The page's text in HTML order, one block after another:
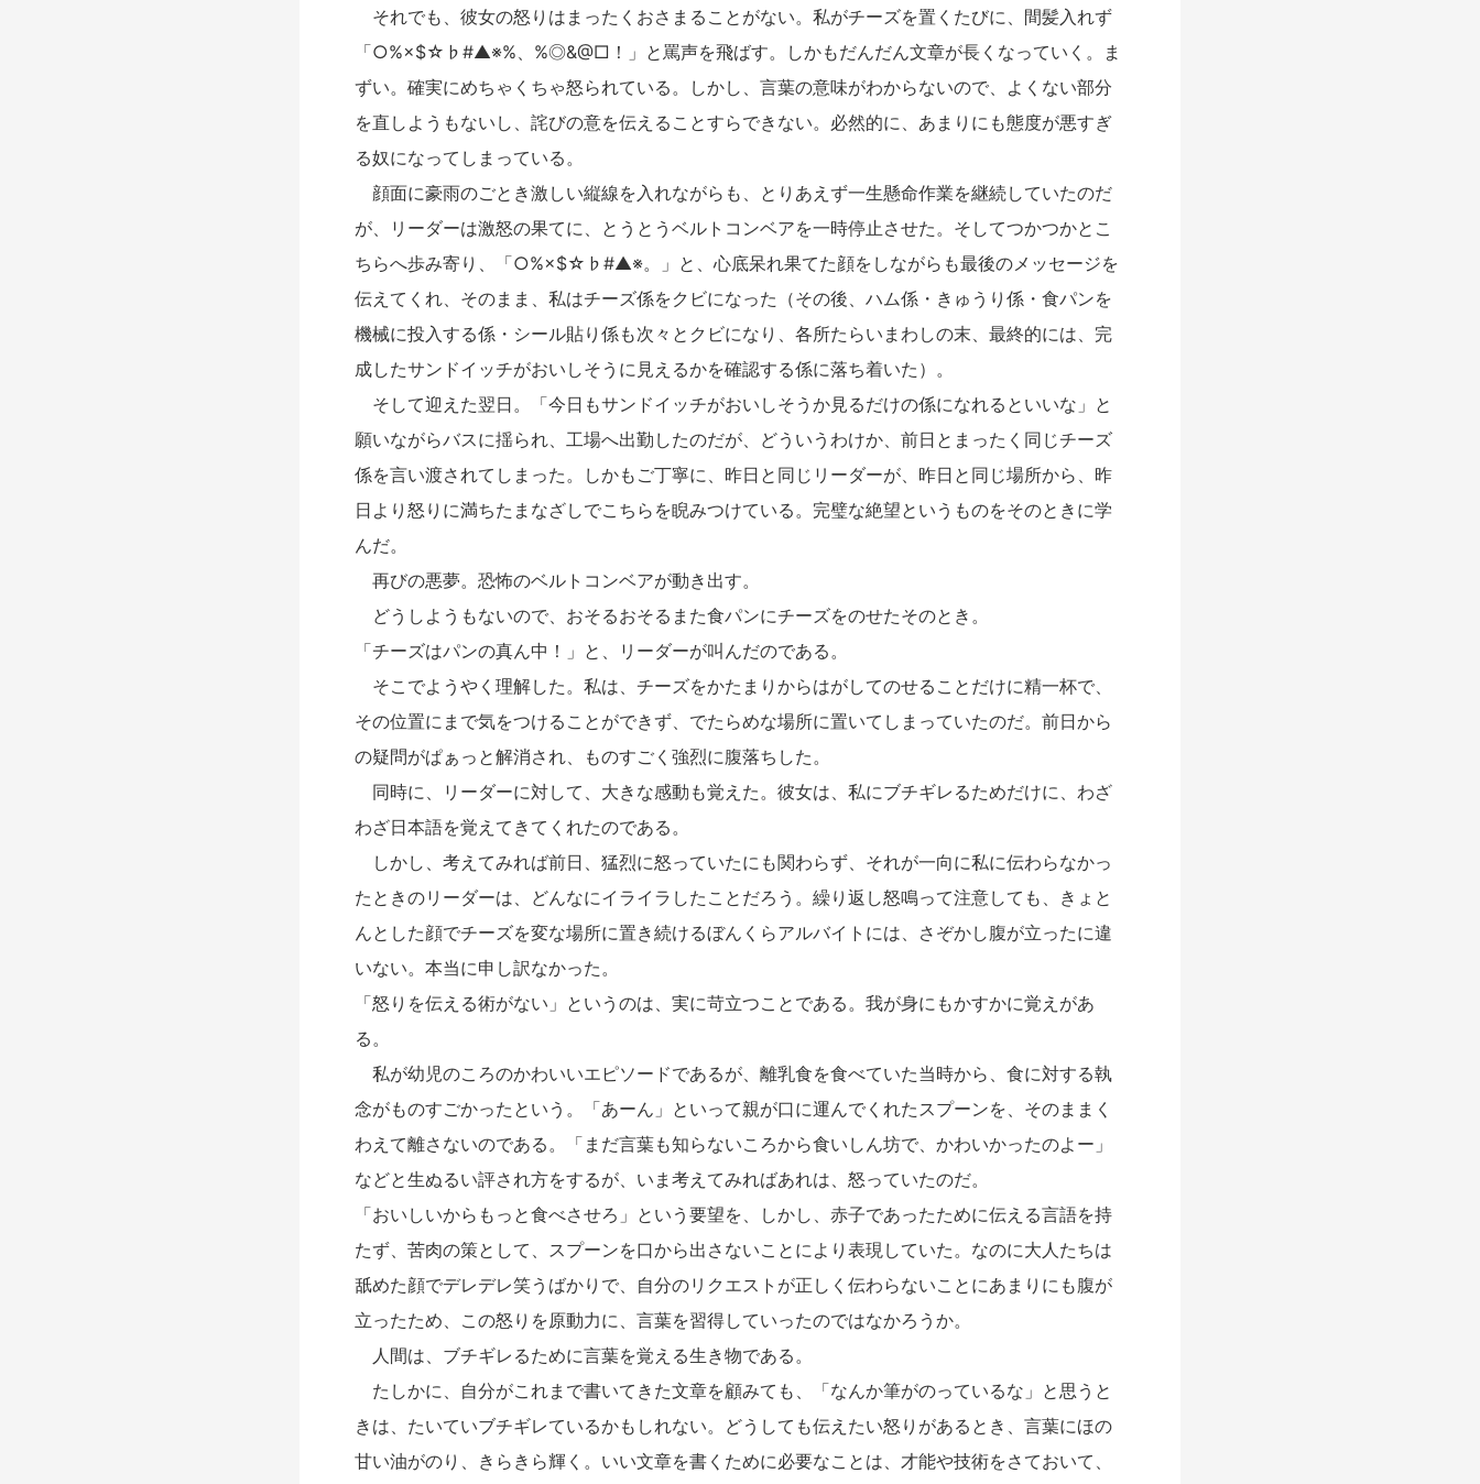
それでも、彼女の怒りはまったくおさまることがない。私がチーズを置くたびに、間髪入れず
「○%×$☆♭#▲※%、%◎&@□！」と罵声を飛ばす。しかもだんだん文章が長くなっていく。ま
ずい。確実にめちゃくちゃ怒られている。しかし、言葉の意味がわからないので、よくない部分
を直しようもないし、詫びの意を伝えることすらできない。必然的に、あまりにも態度が悪すぎ
る奴になってしまっている。
顔面に豪雨のごとき激しい縦線を入れながらも、とりあえず一生懸命作業を継続していたのだ
が、リーダーは激怒の果てに、とうとうベルトコンベアを一時停止させた。そしてつかつかとこ
ちらへ歩み寄り、「○%×$☆♭#▲※。」と、心底呆れ果てた顔をしながらも最後のメッセージを
伝えてくれ、そのまま、私はチーズ係をクビになった（その後、ハム係・きゅうり係・食パンを
機械に投入する係・シール貼り係も次々とクビになり、各所たらいまわしの末、最終的には、完
成したサンドイッチがおいしそうに見えるかを確認する係に落ち着いた）。
そして迎えた翌日。「今日もサンドイッチがおいしそうか見るだけの係になれるといいな」と
願いながらバスに揺られ、工場へ出勤したのだが、どういうわけか、前日とまったく同じチーズ
係を言い渡されてしまった。しかもご丁寧に、昨日と同じリーダーが、昨日と同じ場所から、昨
日より怒りに満ちたまなざしでこちらを睨みつけている。完璧な絶望というものをそのときに学
んだ。
再びの悪夢。恐怖のベルトコンベアが動き出す。
どうしようもないので、おそるおそるまた食パンにチーズをのせたそのとき。
「チーズはパンの真ん中！」と、リーダーが叫んだのである。
そこでようやく理解した。私は、チーズをかたまりからはがしてのせることだけに精一杯で、
その位置にまで気をつけることができず、でたらめな場所に置いてしまっていたのだ。前日から
の疑問がぱぁっと解消され、ものすごく強烈に腹落ちした。
同時に、リーダーに対して、大きな感動も覚えた。彼女は、私にブチギレるためだけに、わざ
わざ日本語を覚えてきてくれたのである。
しかし、考えてみれば前日、猛烈に怒っていたにも関わらず、それが一向に私に伝わらなかっ
たときのリーダーは、どんなにイライラしたことだろう。繰り返し怒鳴って注意しても、きょと
んとした顔でチーズを変な場所に置き続けるぼんくらアルバイトには、さぞかし腹が立ったに違
いない。本当に申し訳なかった。
「怒りを伝える術がない」というのは、実に苛立つことである。我が身にもかすかに覚えがあ
る。
私が幼児のころのかわいいエピソードであるが、離乳食を食べていた当時から、食に対する執
念がものすごかったという。「あーん」といって親が口に運んでくれたスプーンを、そのままく
わえて離さないのである。「まだ言葉も知らないころから食いしん坊で、かわいかったのよー」
などと生ぬるい評され方をするが、いま考えてみればあれは、怒っていたのだ。
「おいしいからもっと食べさせろ」という要望を、しかし、赤子であったために伝える言語を持
たず、苦肉の策として、スプーンを口から出さないことにより表現していた。なのに大人たちは
舐めた顔でデレデレ笑うばかりで、自分のリクエストが正しく伝わらないことにあまりにも腹が
立ったため、この怒りを原動力に、言葉を習得していったのではなかろうか。
人間は、ブチギレるために言葉を覚える生き物である。
たしかに、自分がこれまで書いてきた文章を顧みても、「なんか筆がのっているな」と思うと
きは、たいていブチギレているかもしれない。どうしても伝えたい怒りがあるとき、言葉にほの
甘い油がのり、きらきら輝く。いい文章を書くために必要なことは、才能や技術をさておいて、